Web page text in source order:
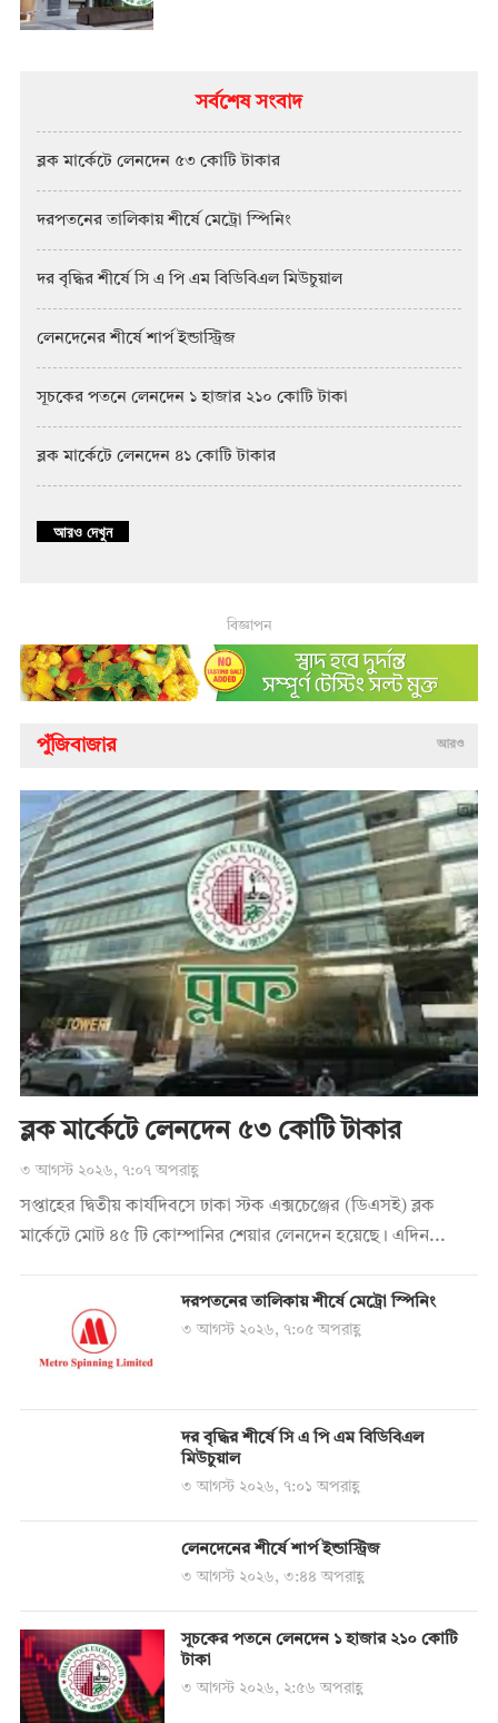
সর্বশেষ সংবাদ
ব্লক মার্কেটে লেনদেন ৫৩ কোটি টাকার
দরপতনের তালিকায় শীর্ষে মেট্রো স্পিনিং
দর বৃদ্ধির শীর্ষে সি এ পি এম বিডিবিএল মিউচুয়াল
লেনদেনের শীর্ষে শার্প ইন্ডাস্ট্রিজ
সূচকের পতনে লেনদেন ১ হাজার ২১০ কোটি টাকা
ব্লক মার্কেটে লেনদেন ৪১ কোটি টাকার
আরও দেখুন
বিজ্ঞাপন
পুঁজিবাজার আরও
ব্লক মার্কেটে লেনদেন ৫৩ কোটি টাকার
৩ আগস্ট ২০২৬, ৭:০৭ অপরাহ্ণ
সপ্তাহের দ্বিতীয় কার্যদিবসে ঢাকা স্টক এক্সচেঞ্জের (ডিএসই) ব্লক
মার্কেটে মোট ৪৫ টি কোম্পানির শেয়ার লেনদেন হয়েছে। এদিন...
দরপতনের তালিকায় শীর্ষে মেট্রো স্পিনিং
৩ আগস্ট ২০২৬, ৭:০৫ অপরাহ্ণ
দর বৃদ্ধির শীর্ষে সি এ পি এম বিডিবিএল
মিউচুয়াল
৩ আগস্ট ২০২৬, ৭:০১ অপরাহ্ণ
লেনদেনের শীর্ষে শার্প ইন্ডাস্ট্রিজ
৩ আগস্ট ২০২৬, ৩:৪৪ অপরাহ্ণ
সূচকের পতনে লেনদেন ১ হাজার ২১০ কোটি
টাকা
৩ আগস্ট ২০২৬, ২:৫৬ অপরাহ্ণ